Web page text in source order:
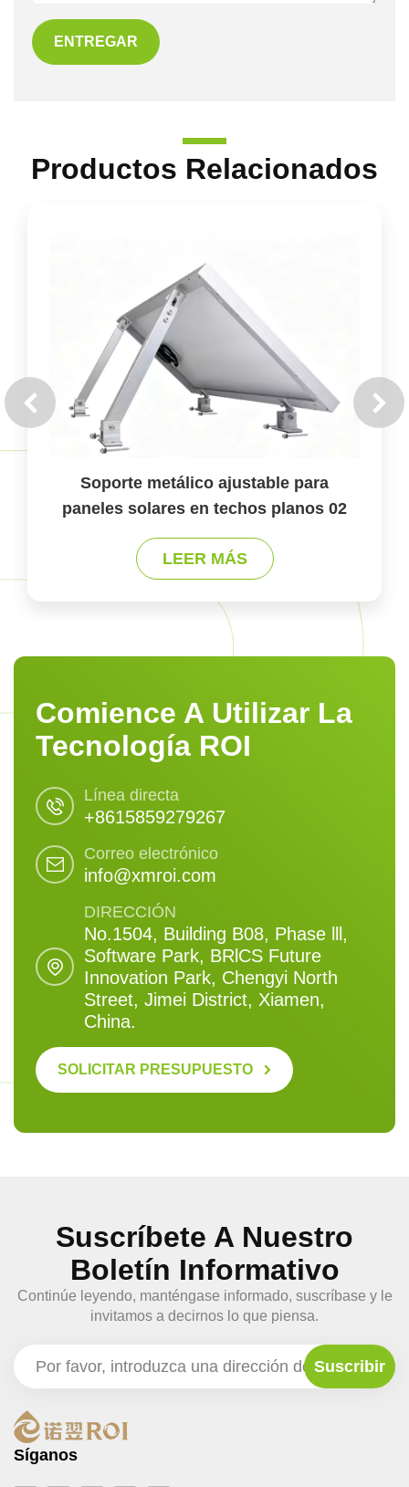
ENTREGAR
Productos Relacionados
Soporte metálico ajustable para
paneles solares en techos planos 02
LEER MÁS
Comience A Utilizar La
Tecnología ROI
Línea directa
+8615859279267
Correo electrónico
info@xmroi.com
DIRECCIÓN
No.1504, Building B08, Phase lll,
Software Park, BRlCS Future
Innovation Park, Chengyi North
Street, Jimei District, Xiamen,
China.
SOLICITAR PRESUPUESTO
Suscríbete A Nuestro
Boletín Informativo
Continúe leyendo, manténgase informado, suscríbase y le
invitamos a decirnos lo que piensa.
Síganos